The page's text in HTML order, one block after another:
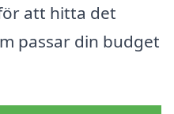
att hitta det
passar din budget